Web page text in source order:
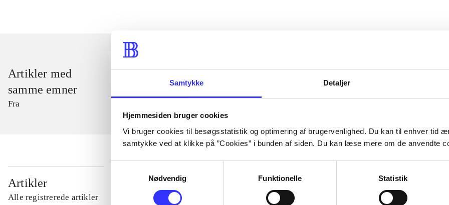
Samtykke Detaljer
Hjemmesiden bruger cookies
Vi bruger cookies til besøgsstatistik og optimering af brugervenlighed. Du kan til enhver tid
samtykke ved at klikke på ”Cookies” i bunden af siden. Du kan læse mere om de anvendte
Nødvendig
Funktionelle Statistik
Artikler med
samme emner
Fra
Artikler
Alle registrerede artikler
...